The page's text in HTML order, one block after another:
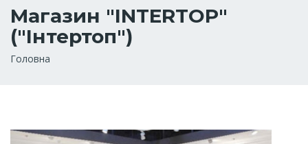
Магазин "INTERTOP"
("Інтертоп")
Рядок
Головна